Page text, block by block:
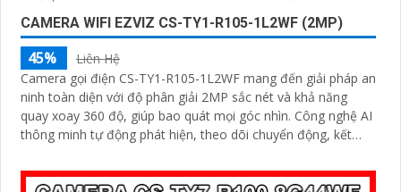
CAMERA WIFI EZVIZ CS-TY1-R105-1L2WF (2MP)
45%
Liên Hệ
Camera gọi điện CS-TY1-R105-1L2WF mang đến giải pháp an
ninh toàn diện với độ phân giải 2MP sắc nét và khả năng
quay xoay 360 độ, giúp bao quát mọi góc nhìn. Công nghệ AI
thông minh tự động phát hiện, theo dõi chuyển động, kết